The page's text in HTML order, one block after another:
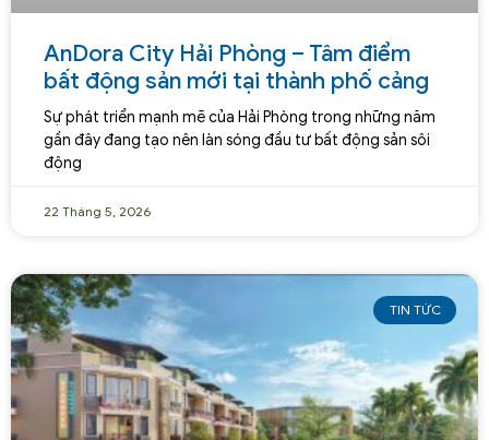
AnDora City Hải Phòng – Tâm điểm
bất động sản mới tại thành phố cảng
Sự phát triển mạnh mẽ của Hải Phòng trong những năm
gần đây đang tạo nên làn sóng đầu tư bất động sản sôi
động
22 Tháng 5, 2026
TIN TỨC